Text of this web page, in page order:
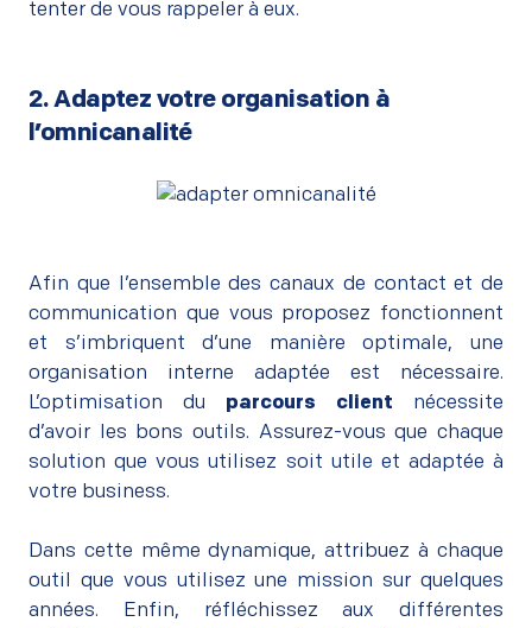
tenter de vous rappeler à eux.
2. Adaptez votre organisation à
l’omnicanalité
Afin que l’ensemble des canaux de contact et de
communication que vous proposez fonctionnent
et s’imbriquent d’une manière optimale, une
organisation interne adaptée est nécessaire.
L’optimisation du parcours client nécessite
d’avoir les bons outils. Assurez-vous que chaque
solution que vous utilisez soit utile et adaptée à
votre business.
Dans cette même dynamique, attribuez à chaque
outil que vous utilisez une mission sur quelques
années. Enfin, réfléchissez aux différentes